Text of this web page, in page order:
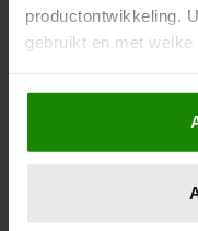
productontwikkeling.
gebruikt en met welke
Als u het toestaat,
Informatie
locatie, die tot
scannen op